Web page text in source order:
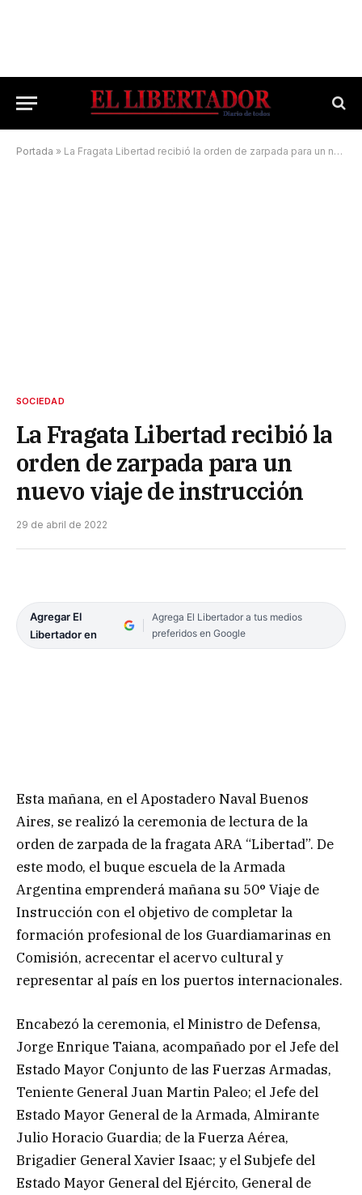
Portada » La Fragata Libertad recibió la orden de zarpada para un nuevo viaje de instrucción
SOCIEDAD
La Fragata Libertad recibió la
orden de zarpada para un
nuevo viaje de instrucción
29 de abril de 2022
Agregar El
Libertador en
Agrega El Libertador a tus medios
preferidos en Google
Esta mañana, en el Apostadero Naval Buenos
Aires, se realizó la ceremonia de lectura de la
orden de zarpada de la fragata ARA “Libertad”. De
este modo, el buque escuela de la Armada
Argentina emprenderá mañana su 50° Viaje de
Instrucción con el objetivo de completar la
formación profesional de los Guardiamarinas en
Comisión, acrecentar el acervo cultural y
representar al país en los puertos internacionales.
Encabezó la ceremonia, el Ministro de Defensa,
Jorge Enrique Taiana, acompañado por el Jefe del
Estado Mayor Conjunto de las Fuerzas Armadas,
Teniente General Juan Martin Paleo; el Jefe del
Estado Mayor General de la Armada, Almirante
Julio Horacio Guardia; de la Fuerza Aérea,
Brigadier General Xavier Isaac; y el Subjefe del
Estado Mayor General del Ejército, General de